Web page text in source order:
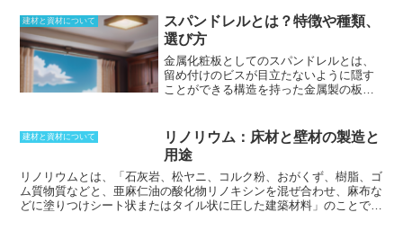
している場合などは、圧縮強度が極端に
落ちます。こうしたばらつきが生まれる
ことから、一定の規則を決めないと正確
な値が求められないため、公的な試験で
は、材料によって大きさが定められてい
ることが多いです。
た。また、スレートは建材としてだけでなく、灰色を呈する顔料とし
ても使用されています。含有している鉱物種の違いにより、緑色や紫
色を呈するものもあります。
建材と資材について
スパンドレルとは？特徴や種類、
選び方
金属化粧板としてのスパンドレルとは、
留め付けのビスが目立たないように隠す
ことができる構造を持った金属製の板の
を裏打ちしているものも販売されるよう
になりました。サイディングの一種では
ありますが、窯業系のものとは価格帯が
異なり、高価になってしまうのがデメリ
ットと言えるでしょう。ただし、防火構
造としての側面も持ち、消防法に記載さ
建材と資材について
リノリウム：床材と壁材の製造と
用途
リノリウムとは、「石灰岩、松ヤニ、コルク粉、おがくず、樹脂、ゴ
ム質物質などと、亜麻仁油の酸化物リノキシンを混ぜ合わせ、麻布な
どに塗りつけシート状またはタイル状に圧した建築材料」のことで